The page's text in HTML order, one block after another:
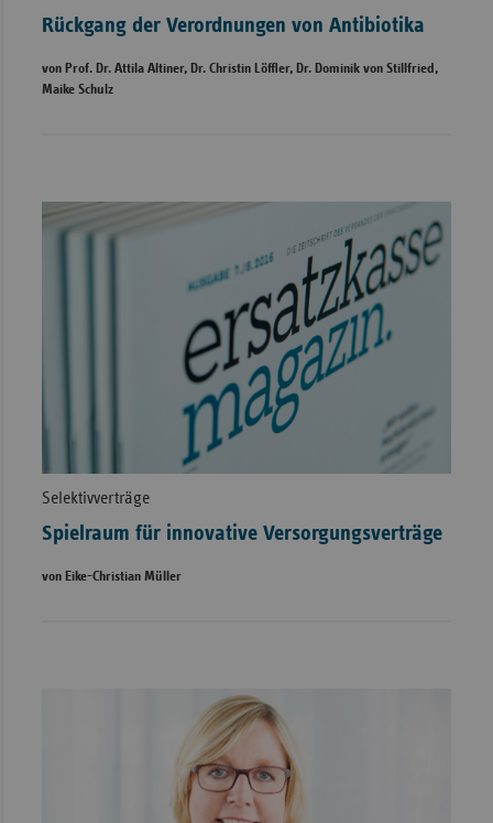
Rückgang der Verordnungen von Antibiotika
von Prof. Dr. Attila Altiner, Dr. Christin Löffler, Dr. Dominik von Stillfried,
Maike Schulz
Selektivverträge
Spielraum für innovative Versorgungsverträge
von Eike-Christian Müller